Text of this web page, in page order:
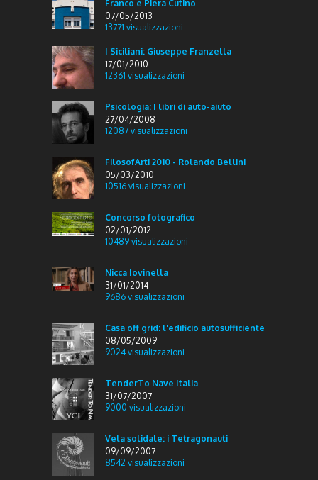
Franco e Piera Cutino
07/05/2013
13771 visualizzazioni
I Siciliani: Giuseppe Franzella
17/01/2010
12361 visualizzazioni
Psicologia: I libri di auto-aiuto
27/04/2008
12087 visualizzazioni
FilosofArti 2010 - Rolando Bellini
05/03/2010
10516 visualizzazioni
Concorso fotografico
02/01/2012
10489 visualizzazioni
Nicca Iovinella
31/01/2014
9686 visualizzazioni
Casa off grid: l'edificio autosufficiente
08/05/2009
9024 visualizzazioni
TenderTo Nave Italia
31/07/2007
9000 visualizzazioni
Vela solidale: i Tetragonauti
09/09/2007
8542 visualizzazioni